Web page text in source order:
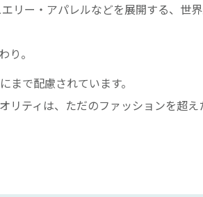
リー・アパレルなどを展開する、世
り。
で配慮されています。
ティは、ただのファッションを超え